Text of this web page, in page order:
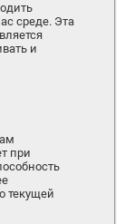
среде. Эта
и
при
текущей